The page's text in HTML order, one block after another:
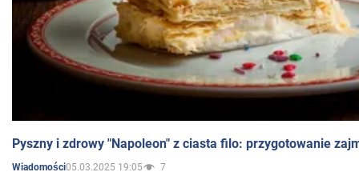
Pyszny i zdrowy "Napoleon" z ciasta filo: przygotowanie
Wiadomości05.03.2025 19:05 7